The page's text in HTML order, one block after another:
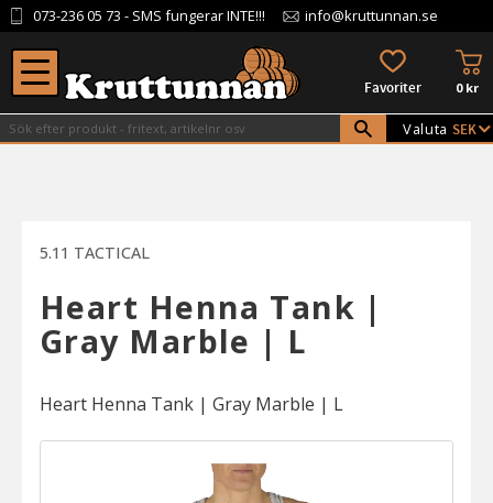
Meny
073-236 05 73 - SMS fungerar INTE!!! info@kruttunnan.se
FAVORITER 0kr
Valuta
5.11 TACTICAL
Heart Henna Tank |
Gray Marble | L
Heart Henna Tank | Gray Marble | L